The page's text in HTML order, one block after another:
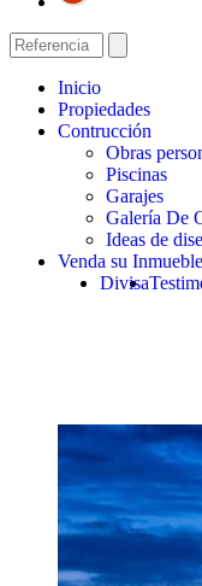
Inicio
Propiedades
Contrucción
Obras
Piscinas
Garajes
Galería De
Ideas de
Venda su Inmueble
Divisa